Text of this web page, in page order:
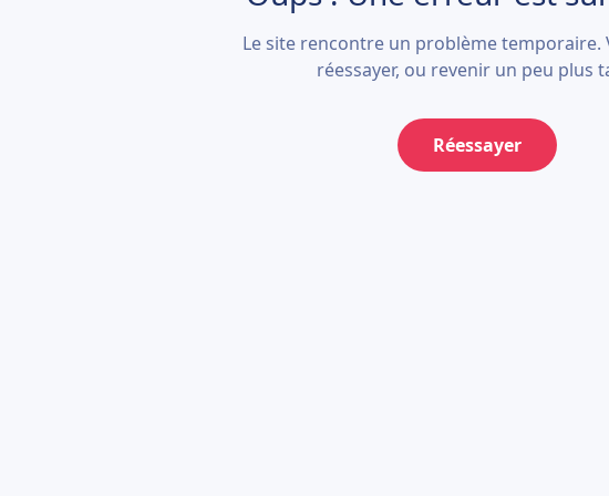
Le site rencontre un problème temporaire.
réessayer, ou revenir un peu plus
Réessayer